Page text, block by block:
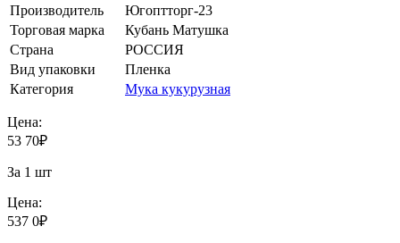
Производитель
Югоптторг-23
Торговая марка
Кубань Матушка
Страна
РОССИЯ
Вид упаковки
Пленка
Категория
Мука кукурузная
Цена:
53 70₽
За 1 шт
Цена:
537 0₽